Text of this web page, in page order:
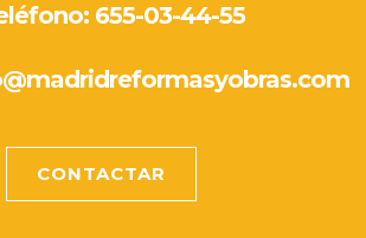
655-03-44-55
CONTACTAR